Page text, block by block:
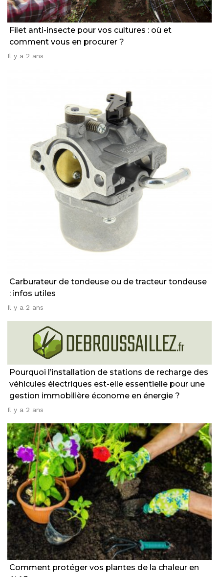
Filet anti-insecte pour vos cultures : où et
comment vous en procurer ?
Il y a 2 ans
Carburateur de tondeuse ou de tracteur tondeuse
: infos utiles
Il y a 2 ans
Pourquoi l’installation de stations de recharge des
véhicules électriques est-elle essentielle pour une
gestion immobilière économe en énergie ?
Il y a 2 ans
Comment protéger vos plantes de la chaleur en